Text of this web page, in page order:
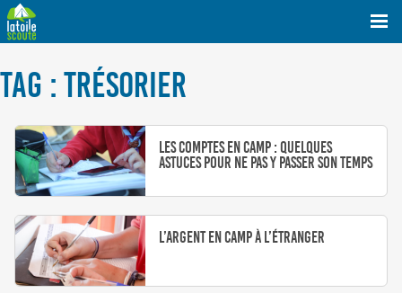
TAG : TRÉSORIER
Les comptes en camp : quelques
astuces pour ne pas y passer son temps
L’argent en camp à l’étranger